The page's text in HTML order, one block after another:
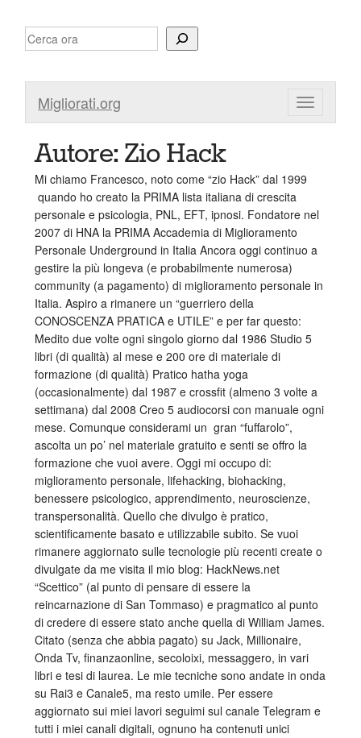
contenuto
Search
Migliorati.org
Autore: Zio Hack
Mi chiamo Francesco, noto come “zio Hack” dal 1999
quando ho creato la PRIMA lista italiana di crescita
personale e psicologia, PNL, EFT, ipnosi. Fondatore nel
2007 di HNA la PRIMA Accademia di Miglioramento
Personale Underground in Italia Ancora oggi continuo a
gestire la più longeva (e probabilmente numerosa)
community (a pagamento) di miglioramento personale in
Italia. Aspiro a rimanere un “guerriero della
CONOSCENZA PRATICA e UTILE” e per far questo:
Medito due volte ogni singolo giorno dal 1986 Studio 5
libri (di qualità) al mese e 200 ore di materiale di
formazione (di qualità) Pratico hatha yoga
(occasionalmente) dal 1987 e crossfit (almeno 3 volte a
settimana) dal 2008 Creo 5 audiocorsi con manuale ogni
mese. Comunque considerami un gran “fuffarolo”,
ascolta un po’ nel materiale gratuito e senti se offro la
formazione che vuoi avere. Oggi mi occupo di:
miglioramento personale, lifehacking, biohacking,
benessere psicologico, apprendimento, neuroscienze,
transpersonalità. Quello che divulgo è pratico,
scientificamente basato e utilizzabile subito. Se vuoi
rimanere aggiornato sulle tecnologie più recenti create o
divulgate da me visita il mio blog: HackNews.net
“Scettico” (al punto di pensare di essere la
reincarnazione di San Tommaso) e pragmatico al punto
di credere di essere stato anche quella di William James.
Citato (senza che abbia pagato) su Jack, Millionaire,
Onda Tv, finanzaonline, secoloixi, messaggero, in vari
libri e tesi di laurea. Le mie tecniche sono andate in onda
su Rai3 e Canale5, ma resto umile. Per essere
aggiornato sui miei lavori seguimi sul canale Telegram e
tutti i miei canali digitali, ognuno ha contenuti unici